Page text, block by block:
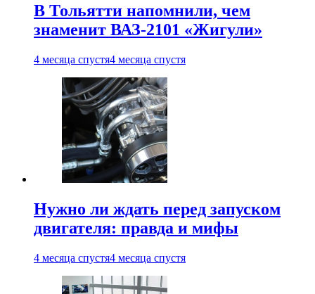
В Тольятти напомнили, чем
знаменит ВАЗ-2101 «Жигули»
4 месяца спустя4 месяца спустя
Нужно ли ждать перед запуском
двигателя: правда и мифы
4 месяца спустя4 месяца спустя